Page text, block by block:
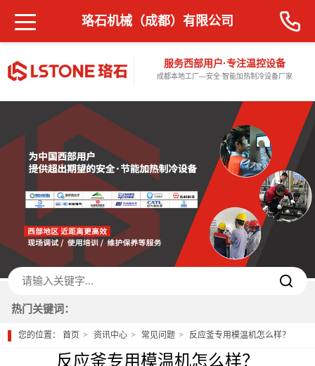
服务西部用户·专注温控设备
成都本地工厂—安全·智能加热制冷设备厂家
珞石机械（成都）有限公司
热门关键词：
您的位置：首页 资讯中心 常见问题 反应釜专用模温机怎么样？
反应釜专用模温机怎么样？